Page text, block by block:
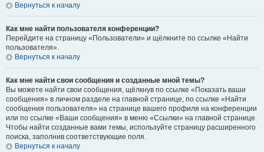
Вернуться к началу
Как мне найти пользователя конференции?
Перейдите на страницу «Пользователи» и щёлкните по ссылке «Найти
пользователя».
Вернуться к началу
Как мне найти свои сообщения и созданные мной темы?
Вы можете найти свои сообщения, щёлкнув по ссылке «Показать ваши
сообщения» в личном разделе на главной странице, по ссылке «Найти
сообщения пользователя» на странице вашего профиля на конференции
или по ссылке «Ваши сообщения» в меню «Ссылки» на главной странице.
Чтобы найти созданные вами темы, используйте страницу расширенного
поиска, заполнив соответствующие поля.
Вернуться к началу